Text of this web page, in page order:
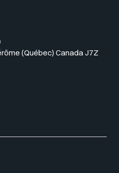
(Québec) Canada J7Z